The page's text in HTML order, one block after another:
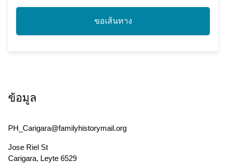
ขอเส้นทาง
ข้อมูล
PH_Carigara@familyhistorymail.org
Jose Riel St
Carigara, Leyte 6529